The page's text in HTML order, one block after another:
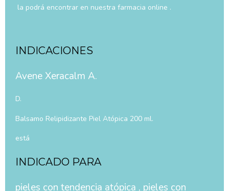
la podrá encontrar en nuestra farmacia online .
INDICACIONES
Avene Xeracalm A.
D.
Balsamo Relipidizante Piel Atópica 200 ml.
está
INDICADO PARA
pieles con tendencia atópica , pieles con